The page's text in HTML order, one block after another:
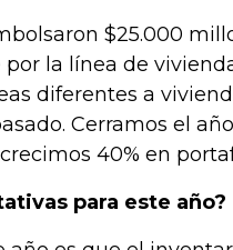
$25.000
por la línea de
diferentes a
Cerramos el
40% en
para este año?